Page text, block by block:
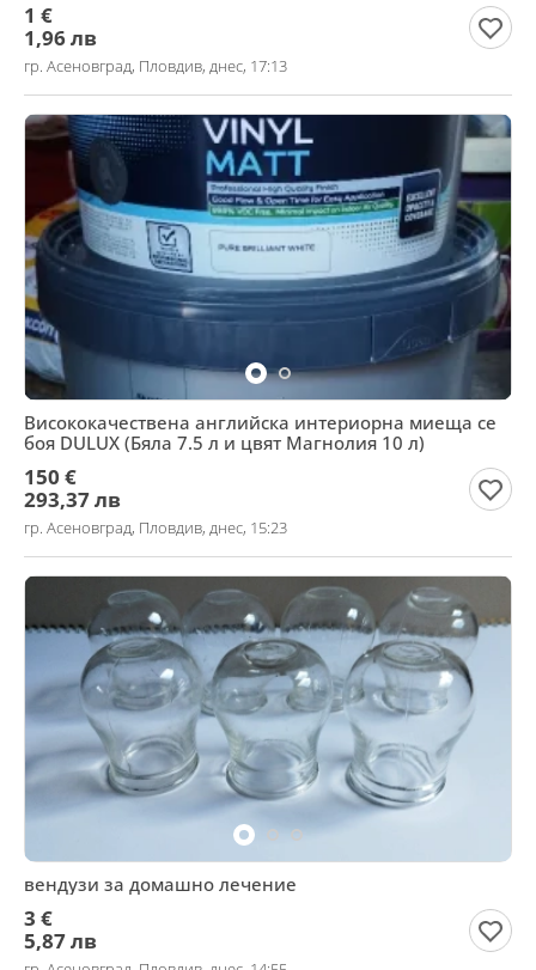
1 €
1,96 лв
гр. Асеновград, Пловдив, днес, 17:13
Висококачествена английска интериорна миеща се
боя DULUX (Бяла 7.5 л и цвят Магнолия 10 л)
150 €
293,37 лв
гр. Асеновград, Пловдив, днес, 15:23
вендузи за домашно лечение
3 €
5,87 лв